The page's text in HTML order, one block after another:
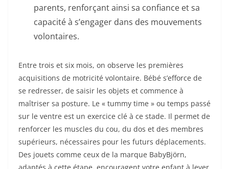
parents, renforçant ainsi sa confiance et sa
capacité à s’engager dans des mouvements
volontaires.
Entre trois et six mois, on observe les premières
acquisitions de motricité volontaire. Bébé s’efforce de
se redresser, de saisir les objets et commence à
maîtriser sa posture. Le « tummy time » ou temps passé
sur le ventre est un exercice clé à ce stade. Il permet de
renforcer les muscles du cou, du dos et des membres
supérieurs, nécessaires pour les futurs déplacements.
Des jouets comme ceux de la marque BabyBjörn,